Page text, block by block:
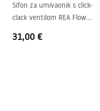
Otvor za slavinu
Sifon za umivaonik s click-
clack ventilom REA Flow
31,00 €